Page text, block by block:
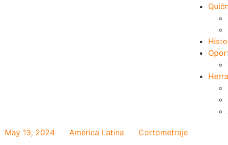
May 13, 2024 América Latina Cortometraje